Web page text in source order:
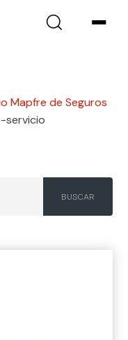
Mapfre de Seguros
servicio